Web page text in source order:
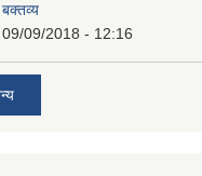
09/09/2018 - 12:16